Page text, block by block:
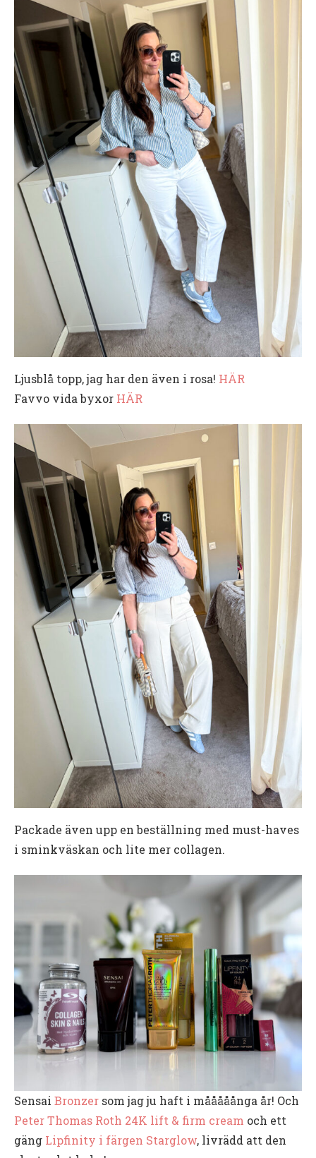
Ljusblå topp, jag har den även i rosa! HÄR
Favvo vida byxor HÄR
Packade även upp en beställning med must-haves
i sminkväskan och lite mer collagen.
Sensai Bronzer som jag ju haft i mååååånga år! Och
Peter Thomas Roth 24K lift & firm cream och ett
gäng Lipfinity i färgen Starglow, livrädd att den